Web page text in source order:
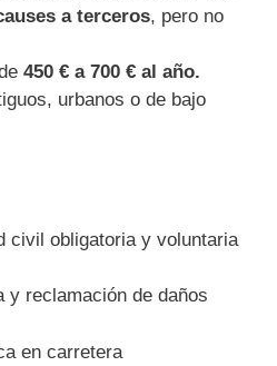
a terceros, pero no
450 € a 700 € al año.
urbanos o de bajo
civil obligatoria y voluntaria
y reclamación de daños
en carretera